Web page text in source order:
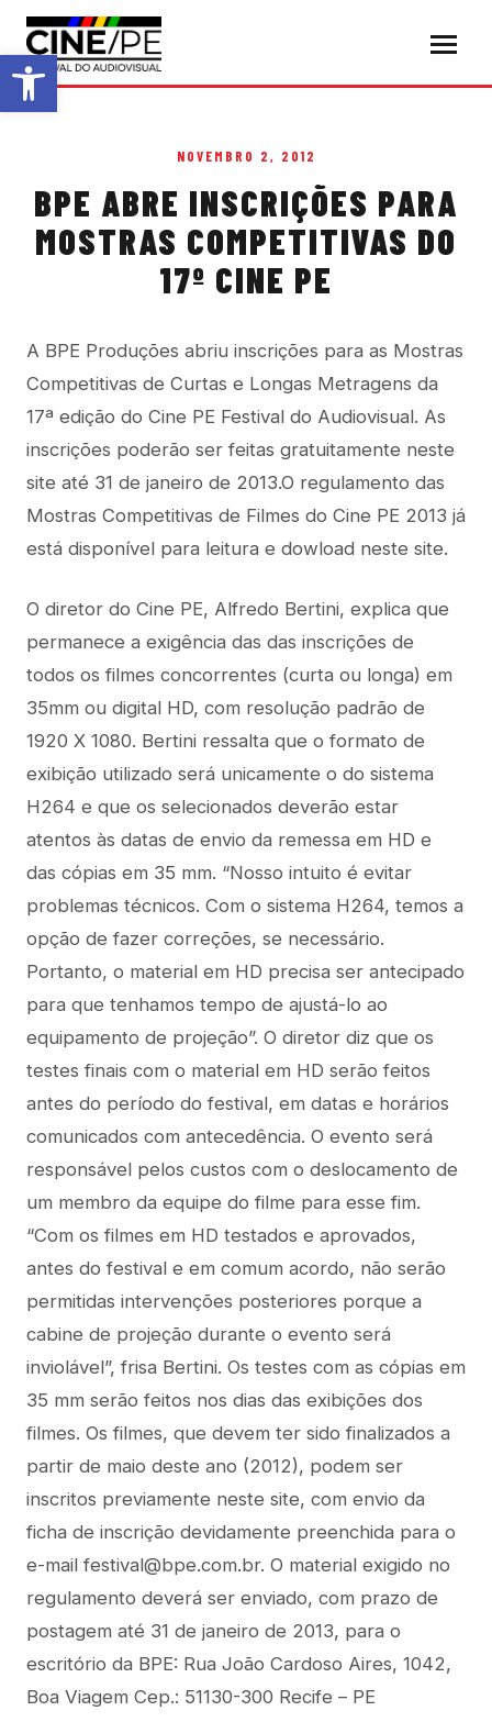
Abrir a barra de ferramentas
NOVEMBRO 2, 2012
BPE ABRE INSCRIÇÕES PARA
MOSTRAS COMPETITIVAS DO
17º CINE PE
A BPE Produções abriu inscrições para as Mostras
Competitivas de Curtas e Longas Metragens da
17ª edição do Cine PE Festival do Audiovisual. As
inscrições poderão ser feitas gratuitamente neste
site até 31 de janeiro de 2013.O regulamento das
Mostras Competitivas de Filmes do Cine PE 2013 já
está disponível para leitura e dowload neste site.
O diretor do Cine PE, Alfredo Bertini, explica que
permanece a exigência das das inscrições de
todos os filmes concorrentes (curta ou longa) em
35mm ou digital HD, com resolução padrão de
1920 X 1080. Bertini ressalta que o formato de
exibição utilizado será unicamente o do sistema
H264 e que os selecionados deverão estar
atentos às datas de envio da remessa em HD e
das cópias em 35 mm. “Nosso intuito é evitar
problemas técnicos. Com o sistema H264, temos a
opção de fazer correções, se necessário.
Portanto, o material em HD precisa ser antecipado
para que tenhamos tempo de ajustá-lo ao
equipamento de projeção”. O diretor diz que os
testes finais com o material em HD serão feitos
antes do período do festival, em datas e horários
comunicados com antecedência. O evento será
responsável pelos custos com o deslocamento de
um membro da equipe do filme para esse fim.
“Com os filmes em HD testados e aprovados,
antes do festival e em comum acordo, não serão
permitidas intervenções posteriores porque a
cabine de projeção durante o evento será
inviolável”, frisa Bertini. Os testes com as cópias em
35 mm serão feitos nos dias das exibições dos
filmes. Os filmes, que devem ter sido finalizados a
partir de maio deste ano (2012), podem ser
inscritos previamente neste site, com envio da
ficha de inscrição devidamente preenchida para o
e-mail festival@bpe.com.br. O material exigido no
regulamento deverá ser enviado, com prazo de
postagem até 31 de janeiro de 2013, para o
escritório da BPE: Rua João Cardoso Aires, 1042,
Boa Viagem Cep.: 51130-300 Recife – PE